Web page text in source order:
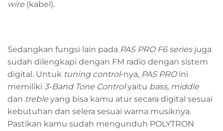
wire (kabel).
Sedangkan fungsi lain pada PAS PRO F6 seriesjuga
sudah dilengkapi dengan FM radio dengan sistem
digital. Untuk tuning control-nya, PAS PROini
memiliki 3-Band Tone Controlyaitu bass, middle
dan treble yang bisa kamu atur secara digital sesuai
kebutuhan dan selera sesuai warna musiknya.
Pastikan kamu sudah mengunduh POLYTRON